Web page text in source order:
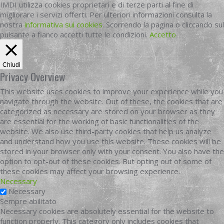
IMDI utilizza cookies proprietari e di terze parti al fine di
migliorare i servizi offerti. Per ulteriori informazioni consulta la
nostrainformativa sui cookies. Scorrendo la pagina o cliccando sul
pulsante a fianco accetti tutte le condizioni. Accetto
Chiudi
Privacy Overview
This website uses cookies to improve your experience while you
navigate through the website. Out of these, the cookies that are
categorized as necessary are stored on your browser as they
are essential for the working of basic functionalities of the
website. We also use third-party cookies that help us analyze
and understand how you use this website. These cookies will be
stored in your browser only with your consent. You also have the
option to opt-out of these cookies. But opting out of some of
these cookies may affect your browsing experience.
Necessary
Necessary
Sempre abilitato
Necessary cookies are absolutely essential for the website to
function properly. This category only includes cookies that